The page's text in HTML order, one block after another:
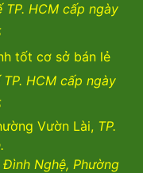
HCM cấp ngày
tốt cơ sở bán lẻ
HCM cấp ngày
Vườn Lài, TP.
Nghệ, Phường